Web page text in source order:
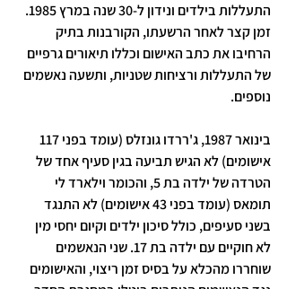
התעללות בילדים ונידון ל-30 שנה במרץ 1985.
זמן קצר לאחר הרשעתו, הקורבנות בתיק
הרחיבו את כתב האישום וכללו תיאורים גרפיים
של התעללות ורציחות שטניות, ותשעה נאשמים
נוספים.
אישומים) לא הגיש תביעה בגין סעיף אחד של
הטרדה של ילדה בת 5, והכומר וילארד לי
תומאס (עומד בפני 43 אישומים) לא התנגד
בשני סעיפים, כולל סיכון ילדים וקיום יחסי מין
לא חוקיים עם ילדה בת 17. שני הנאשמים
שוחררו מהכלא על בסיס זמן ריצוי, והאישומים